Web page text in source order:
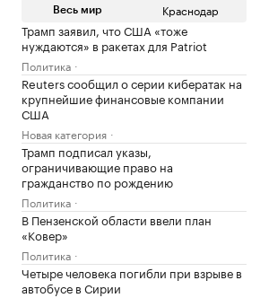
Весь мир Краснодар
Трамп заявил, что США «тоже
нуждаются» в ракетах для Patriot
Политика
Reuters сообщил о серии кибератак на
крупнейшие финансовые компании
США
Новая категория
Трамп подписал указы,
ограничивающие право на
гражданство по рождению
Политика
В Пензенской области ввели план
«Ковер»
Политика
Четыре человека погибли при взрыве в
автобусе в Сирии